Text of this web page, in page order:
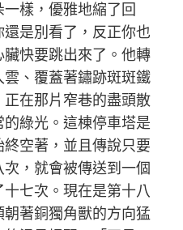
樣，優雅地縮了回
是別看了，反正你也
快要跳出來了。他轉
、覆蓋著鏽跡斑斑鐵
在那片窄巷的盡頭散
的綠光。這棟停車塔是
空著，並且傳說只要
，就會被傳送到一個
七次。現在是第十八
著銅獨角獸的方向猛